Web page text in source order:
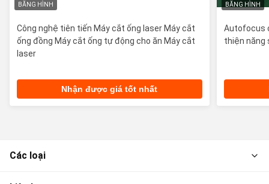
BĂNG HÌNH
Công nghệ tiên tiến Máy cắt ống laser Máy cắt
ống đồng Máy cắt ống tự động cho ăn Máy cắt
laser
Nhận được giá tốt nhất
BĂNG HÌNH
Autofocus
thiện năng
Các loại